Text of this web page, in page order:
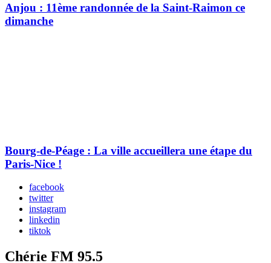
Anjou : 11ème randonnée de la Saint-Raimon ce
dimanche
Bourg-de-Péage : La ville accueillera une étape du
Paris-Nice !
facebook
twitter
instagram
linkedin
tiktok
Chérie FM 95.5